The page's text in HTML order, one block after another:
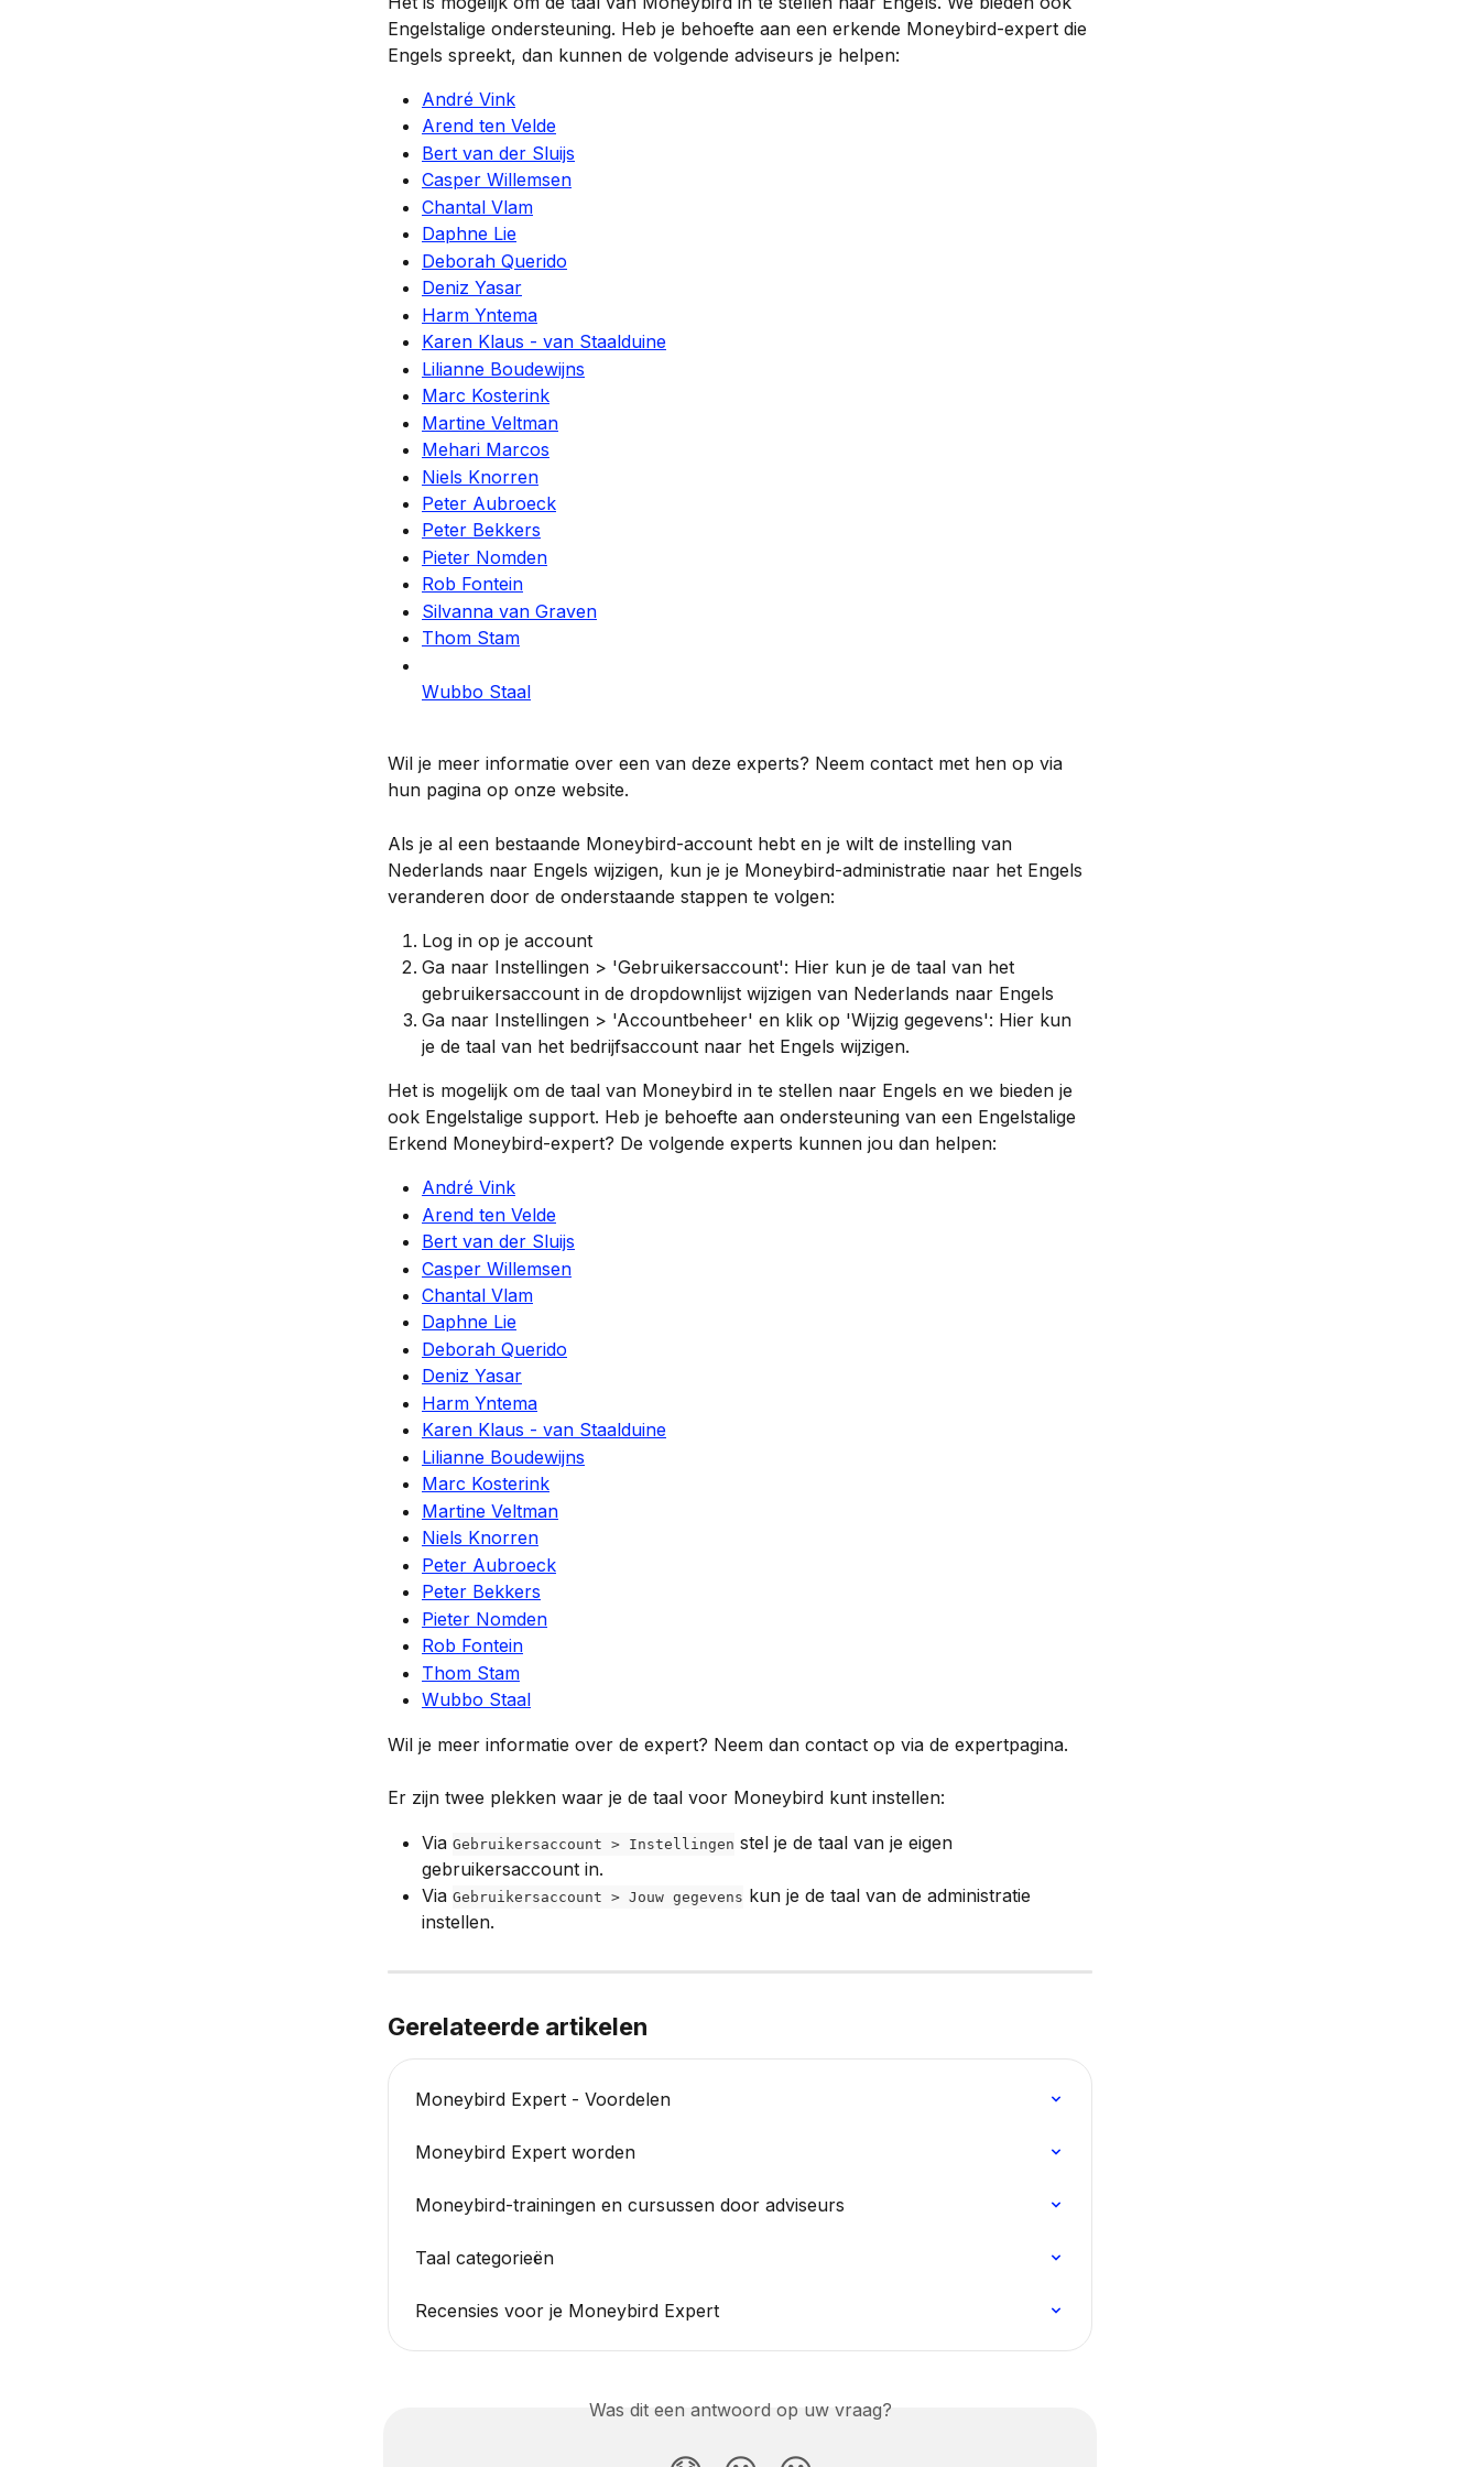
Engelstalige ondersteuning. Heb je behoefte aan een erkende Moneybird-expert die
Engels spreekt, dan kunnen de volgende adviseurs je helpen:
André Vink
Arend ten Velde
Bert van der Sluijs
Casper Willemsen
Chantal Vlam
Daphne Lie
Deborah Querido
Deniz Yasar
Harm Yntema
Karen Klaus - van Staalduine
Lilianne Boudewijns
Marc Kosterink
Martine Veltman
Mehari Marcos
Niels Knorren
Peter Aubroeck
Peter Bekkers
Pieter Nomden
Rob Fontein
Silvanna van Graven
Thom Stam
Wubbo Staal
Wil je meer informatie over een van deze experts? Neem contact met hen op via
hun pagina op onze website.
Als je al een bestaande Moneybird-account hebt en je wilt de instelling van
Nederlands naar Engels wijzigen, kun je je Moneybird-administratie naar het Engels
veranderen door de onderstaande stappen te volgen:
Log in op je account
Ga naar Instellingen > 'Gebruikersaccount': Hier kun je de taal van het
gebruikersaccount in de dropdownlijst wijzigen van Nederlands naar Engels
Ga naar Instellingen > 'Accountbeheer' en klik op 'Wijzig gegevens': Hier kun
je de taal van het bedrijfsaccount naar het Engels wijzigen.
Het is mogelijk om de taal van Moneybird in te stellen naar Engels en we bieden je
ook Engelstalige support. Heb je behoefte aan ondersteuning van een Engelstalige
Erkend Moneybird-expert? De volgende experts kunnen jou dan helpen:
André Vink
Arend ten Velde
Bert van der Sluijs
Casper Willemsen
Chantal Vlam
Daphne Lie
Deborah Querido
Deniz Yasar
Harm Yntema
Karen Klaus - van Staalduine
Lilianne Boudewijns
Marc Kosterink
Martine Veltman
Niels Knorren
Peter Aubroeck
Peter Bekkers
Pieter Nomden
Rob Fontein
Thom Stam
Wubbo Staal
Wil je meer informatie over de expert? Neem dan contact op via de expertpagina.
Er zijn twee plekken waar je de taal voor Moneybird kunt instellen:
Via Gebruikersaccount > Instellingen stel je de taal van je eigen
gebruikersaccount in.
Via Gebruikersaccount > Jouw gegevens kun je de taal van de administratie
instellen.
Gerelateerde artikelen
Moneybird Expert - Voordelen
Moneybird Expert worden
Moneybird-trainingen en cursussen door adviseurs
Taal categorieën
Recensies voor je Moneybird Expert
Was dit een antwoord op uw vraag?